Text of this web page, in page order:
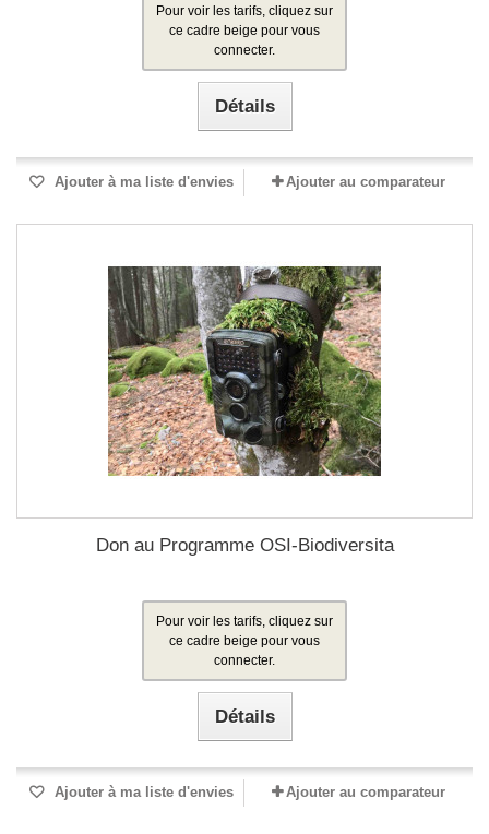
Pour voir les tarifs, cliquez sur
ce cadre beige pour vous
connecter.
Détails
Ajouter à ma liste d'envies Ajouter au comparateur
Don au Programme OSI-Biodiversita
Pour voir les tarifs, cliquez sur
ce cadre beige pour vous
connecter.
Détails
Ajouter à ma liste d'envies Ajouter au comparateur